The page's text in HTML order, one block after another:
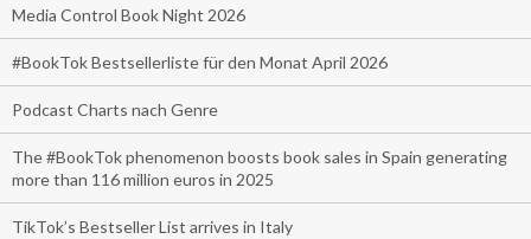
Media Control Book Night 2026
#BookTok Bestsellerliste für den Monat April 2026
Podcast Charts nach Genre
The #BookTok phenomenon boosts book sales in Spain generating
more than 116 million euros in 2025
TikTok’s Bestseller List arrives in Italy